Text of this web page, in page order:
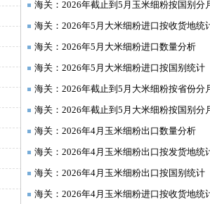
海关：2026年截止到5月玉米细粉按国别分
海关：2026年5月大米细粉进口按收货地统
海关：2026年5月大米细粉进口数量分析
海关：2026年5月大米细粉进口按国别统计
海关：2026年截止到5月大米细粉按省份分
海关：2026年截止到5月大米细粉按国别分
海关：2026年4月玉米细粉出口数量分析
海关：2026年4月玉米细粉出口按发货地统
海关：2026年4月玉米细粉出口按国别统计
海关：2026年4月玉米细粉进口按收货地统